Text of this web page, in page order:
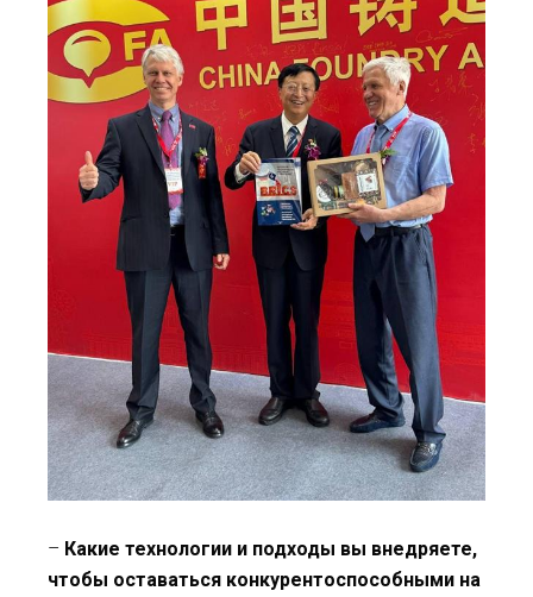
– Какие технологии и подходы вы внедряете,
чтобы оставаться конкурентоспособными на